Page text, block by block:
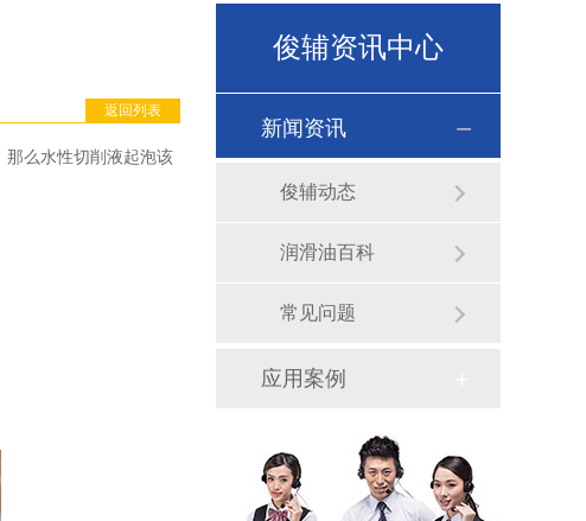
返回列表
那么水性切削液起泡该
俊辅资讯中心
新闻资讯
俊辅动态
润滑油百科
常见问题
应用案例